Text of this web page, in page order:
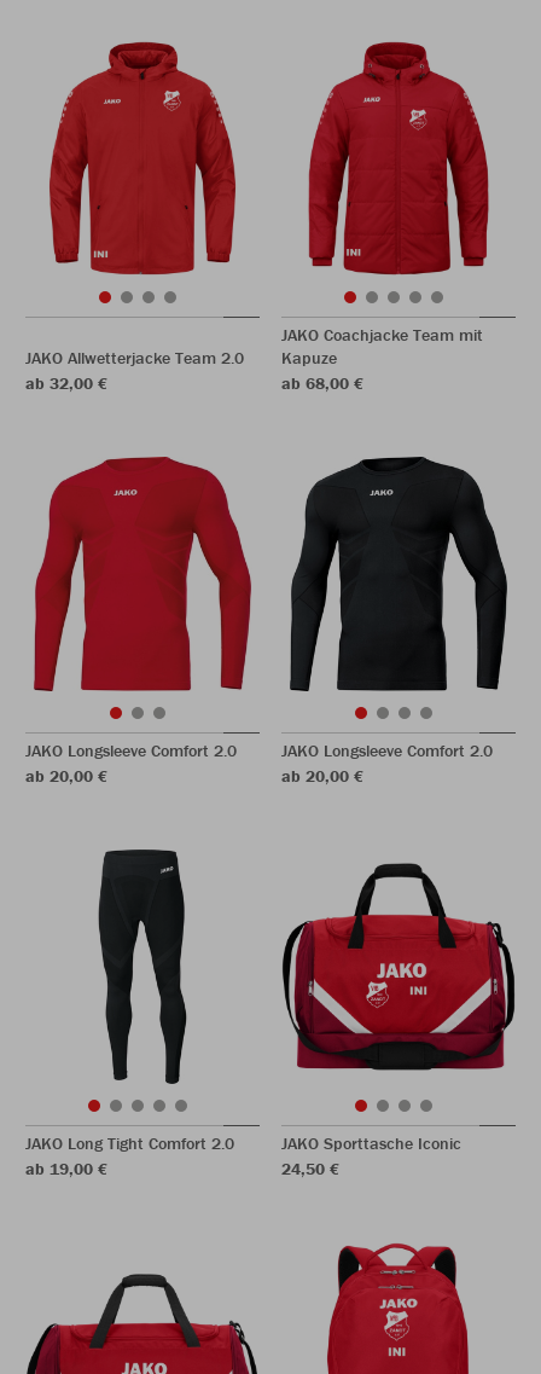
JAKO Allwetterjacke Team 2.0
ab 32,00 €
JAKO Coachjacke Team mit
Kapuze
ab 68,00 €
JAKO Longsleeve Comfort 2.0
ab 20,00 €
JAKO Longsleeve Comfort 2.0
ab 20,00 €
JAKO Long Tight Comfort 2.0
ab 19,00 €
JAKO Sporttasche Iconic
24,50 €